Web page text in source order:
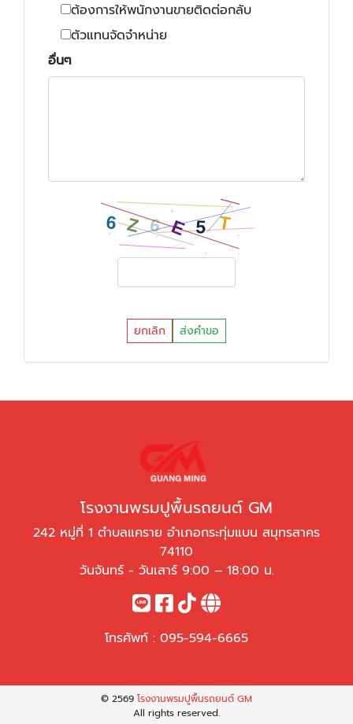
ต้องการให้พนักงานขายติดต่อกลับ
ตัวแทนจัดจำหน่าย
อื่นๆ
ยกเลิก ส่งคำขอ
โรงงานพรมปูพื้นรถยนต์ GM
242 หมู่ที่ 1 ตำบลแคราย อำเภอกระทุ่มแบน สมุทรสาคร
74110
วันจันทร์ - วันเสาร์ 9:00 – 18:00 น.
โทรศัพท์ : 095-594-6665
© 2569 โรงงานพรมปูพื้นรถยนต์ GM
All rights reserved.